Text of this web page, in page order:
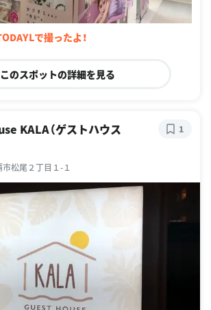
で撮ったよ！
このスポットの詳細を見る
KALA（ゲストハウス
松尾２丁目１-１
1